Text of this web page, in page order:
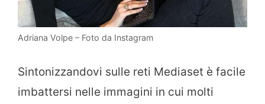
Adriana Volpe – Foto da Instagram
Sintonizzandovi sulle reti Mediaset è facile
imbattersi nelle immagini in cui molti